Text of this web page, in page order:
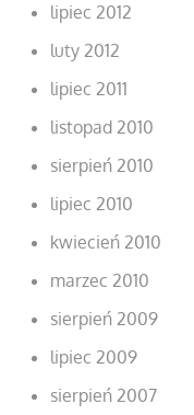
lipiec 2012
luty 2012
lipiec 2011
listopad 2010
sierpień 2010
lipiec 2010
kwiecień 2010
marzec 2010
sierpień 2009
lipiec 2009
sierpień 2007